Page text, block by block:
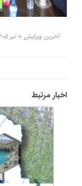
آخرین ویرایش ۱۰ تیر ۱۴۰۵
اخبار مرتبط